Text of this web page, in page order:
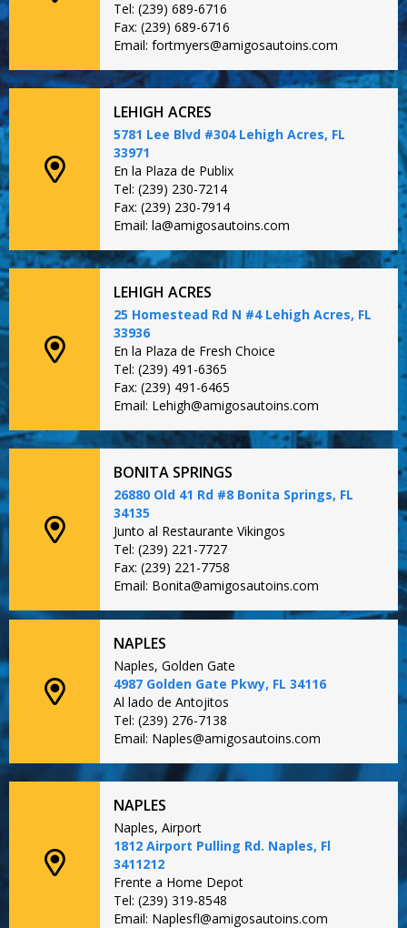
Tel: (239) 689-6716
Fax: (239) 689-6716
Email: fortmyers@amigosautoins.com
LEHIGH ACRES
5781 Lee Blvd #304 Lehigh Acres, FL
33971
En la Plaza de Publix
Tel: (239) 230-7214
Fax: (239) 230-7914
Email: la@amigosautoins.com
LEHIGH ACRES
25 Homestead Rd N #4 Lehigh Acres, FL
33936
En la Plaza de Fresh Choice
Tel: (239) 491-6365
Fax: (239) 491-6465
Email: Lehigh@amigosautoins.com
BONITA SPRINGS
26880 Old 41 Rd #8 Bonita Springs, FL
34135
Junto al Restaurante Vikingos
Tel: (239) 221-7727
Fax: (239) 221-7758
Email: Bonita@amigosautoins.com
NAPLES
Naples, Golden Gate
4987 Golden Gate Pkwy, FL 34116
Al lado de Antojitos
Tel: (239) 276-7138
Email: Naples@amigosautoins.com
NAPLES
Naples, Airport
1812 Airport Pulling Rd. Naples, Fl
3411212
Frente a Home Depot
Tel: (239) 319-8548
Email: Naplesfl@amigosautoins.com